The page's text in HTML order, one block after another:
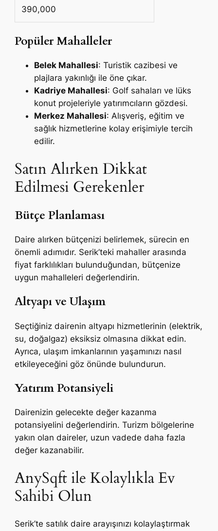
390,000
Popüler Mahalleler
Belek Mahallesi: Turistik cazibesi ve
plajlara yakınlığı ile öne çıkar.
Kadriye Mahallesi: Golf sahaları ve lüks
konut projeleriyle yatırımcıların gözdesi.
Merkez Mahallesi: Alışveriş, eğitim ve
sağlık hizmetlerine kolay erişimiyle tercih
edilir.
Satın Alırken Dikkat
Edilmesi Gerekenler
Bütçe Planlaması
Daire alırken bütçenizi belirlemek, sürecin en
önemli adımıdır. Serik’teki mahaller arasında
fiyat farklılıkları bulunduğundan, bütçenize
uygun mahalleleri değerlendirin.
Altyapı ve Ulaşım
Seçtiğiniz dairenin altyapı hizmetlerinin (elektrik,
su, doğalgaz) eksiksiz olmasına dikkat edin.
Ayrıca, ulaşım imkanlarının yaşamınızı nasıl
etkileyeceğini göz önünde bulundurun.
Yatırım Potansiyeli
Dairenizin gelecekte değer kazanma
potansiyelini değerlendirin. Turizm bölgelerine
yakın olan daireler, uzun vadede daha fazla
değer kazanabilir.
AnySqft ile Kolaylıkla Ev
Sahibi Olun
Serik’te satılık daire arayışınızı kolaylaştırmak